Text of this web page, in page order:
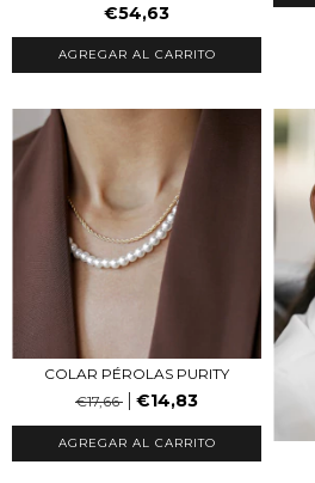
€54,63
AGREGAR AL CARRITO
COLAR PÉROLAS PURITY
€17,66
€14,83